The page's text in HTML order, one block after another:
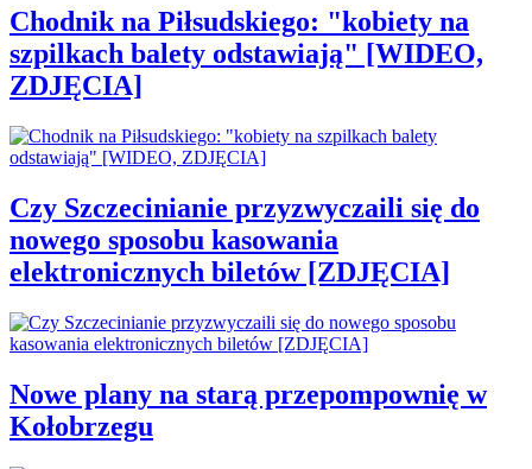
Chodnik na Piłsudskiego: "kobiety na
szpilkach balety odstawiają" [WIDEO,
ZDJĘCIA]
Czy Szczecinianie przyzwyczaili się do
nowego sposobu kasowania
elektronicznych biletów [ZDJĘCIA]
Nowe plany na starą przepompownię w
Kołobrzegu